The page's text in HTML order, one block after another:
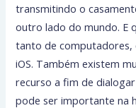
transmitindo o
outro lado do mundo. E
tanto de computadores,
iOS. Também existem
recurso a fim de
pode ser importante na